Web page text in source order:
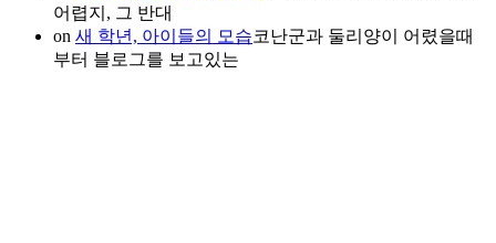
어렵지, 그 반대
on 새 학년, 아이들의 모습코난군과 둘리양이 어렸을때
부터 블로그를 보고있는